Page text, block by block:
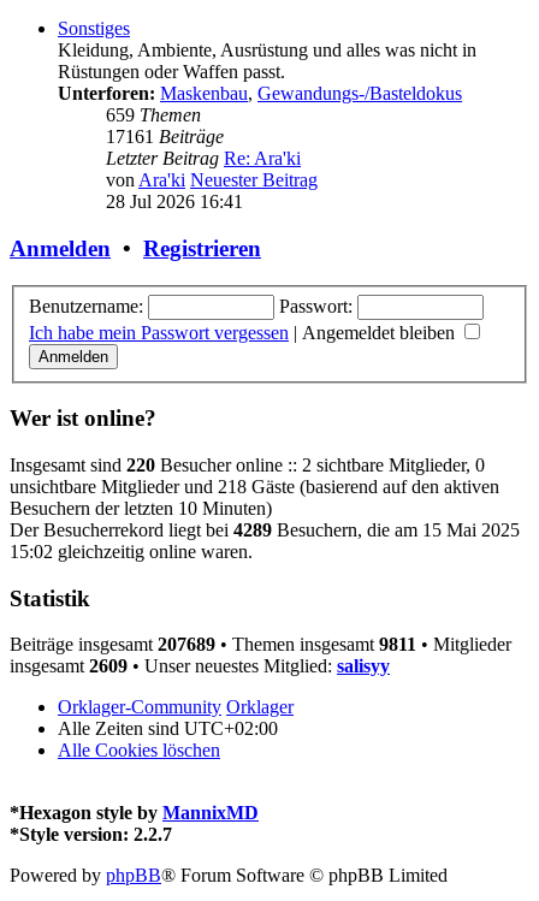
Sonstiges
Kleidung, Ambiente, Ausrüstung und alles was nicht in
Rüstungen oder Waffen passt.
Unterforen: Maskenbau, Gewandungs-/Basteldokus
659 Themen
17161 Beiträge
Letzter Beitrag Re: Ara'ki
vonAra'ki Neuester Beitrag
28 Jul 2026 16:41
Anmelden • Registrieren
Benutzername:
Passwort:
Ich habe mein Passwort vergessen | Angemeldet bleiben
Wer ist online?
Insgesamt sind 220 Besucher online :: 2 sichtbare Mitglieder, 0
unsichtbare Mitglieder und 218 Gäste (basierend auf den aktiven
Besuchern der letzten 10 Minuten)
Der Besucherrekord liegt bei 4289 Besuchern, die am 15 Mai 2025
15:02 gleichzeitig online waren.
Statistik
Beiträge insgesamt 207689 • Themen insgesamt 9811 • Mitglieder
insgesamt 2609 • Unser neuestes Mitglied: salisyy
Orklager-Community Orklager
Alle Zeiten sind UTC+02:00
Alle Cookies löschen
*Hexagon style by MannixMD
*Style version: 2.2.7
Powered by phpBB® Forum Software © phpBB Limited